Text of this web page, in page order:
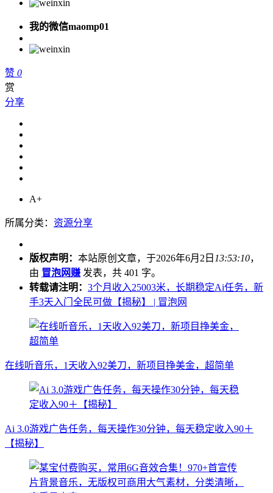
我的微信maomp01
赞 0
赏
分享
A+
所属分类： 资源分享
版权声明： 本站原创文章，于2026年6月2日 13:53:10，
由 冒泡网赚 发表，共 401 字。
转载请注明： 3个月收入25003米，长期稳定Ai任务，新
手3天入门全民可做【揭秘】 | 冒泡网
在线听音乐，1天收入92美刀，新项目挣美金，超简单
Ai 3.0游戏广告任务，每天操作30分钟，每天稳定收入90＋
【揭秘】